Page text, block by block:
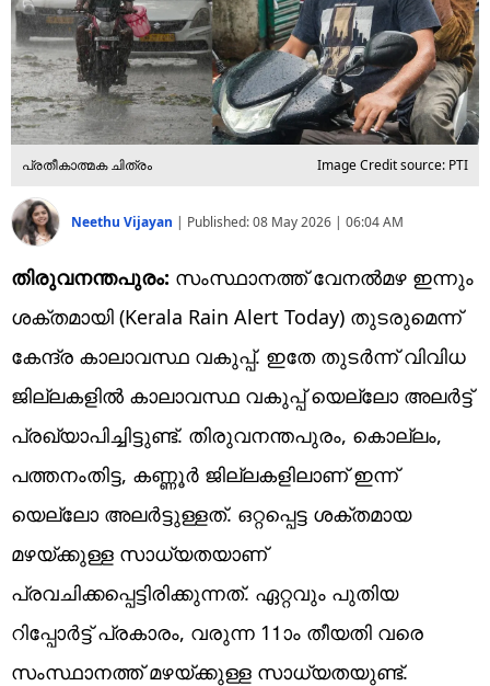
പ്രതീകാത്മക ചിത്രം Image Credit source: PTI
Neethu Vijayan | Published:08 May 2026 | 06:04 AM
തിരുവനന്തപുരം: സംസ്ഥാനത്ത് വേനൽമഴ ഇന്നും
ശക്തമായി (Kerala Rain Alert Today) തുടരുമെന്ന്
കേന്ദ്ര കാലാവസ്ഥ വകുപ്പ്. ഇതേ തുടർന്ന് വിവിധ
ജില്ലകളിൽ കാലാവസ്ഥ വകുപ്പ് യെല്ലോ അലർട്ട്
പ്രഖ്യാപിച്ചിട്ടുണ്ട്. തിരുവനന്തപുരം, കൊല്ലം,
പത്തനംതിട്ട, കണ്ണൂർ ജില്ലകളിലാണ് ഇന്ന്
യെല്ലോ അലർട്ടുള്ളത്. ഒറ്റപ്പെട്ട ശക്തമായ
മഴയ്ക്കുള്ള സാധ്യതയാണ്
പ്രവചിക്കപ്പെട്ടിരിക്കുന്നത്. ഏറ്റവും പുതിയ
റിപ്പോർട്ട് പ്രകാരം, വരുന്ന 11ാം തീയതി വരെ
സംസ്ഥാനത്ത് മഴയ്ക്കുള്ള സാധ്യതയുണ്ട്.